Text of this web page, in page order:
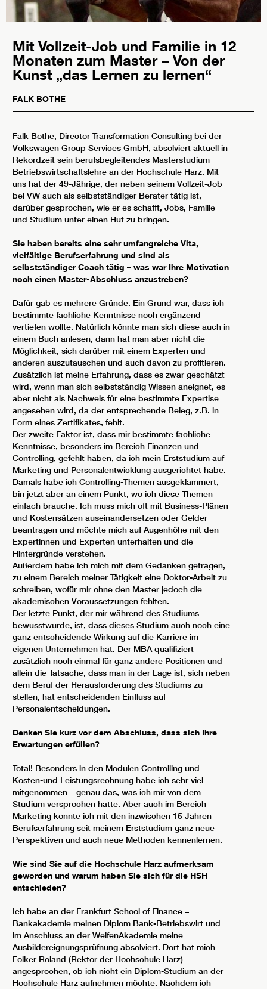
Mit Vollzeit-Job und Familie in 12
Monaten zum Master – Von der
Kunst „das Lernen zu lernen“
FALK BOTHE
Falk Bothe, Director Transformation Consulting bei der
Volkswagen Group Services GmbH, absolviert aktuell in
Rekordzeit sein berufsbegleitendes Masterstudium
Betriebswirtschaftslehre an der Hochschule Harz. Mit
uns hat der 49-Jährige, der neben seinem Vollzeit-Job
bei VW auch als selbstständiger Berater tätig ist,
darüber gesprochen, wie er es schafft, Jobs, Familie
und Studium unter einen Hut zu bringen.
Sie haben bereits eine sehr umfangreiche Vita,
vielfältige Berufserfahrung und sind als
selbstständiger Coach tätig – was war Ihre Motivation
noch einen Master-Abschluss anzustreben?
Dafür gab es mehrere Gründe. Ein Grund war, dass ich
bestimmte fachliche Kenntnisse noch ergänzend
vertiefen wollte. Natürlich könnte man sich diese auch in
einem Buch anlesen, dann hat man aber nicht die
Möglichkeit, sich darüber mit einem Experten und
anderen auszutauschen und auch davon zu profitieren.
Zusätzlich ist meine Erfahrung, dass es zwar geschätzt
wird, wenn man sich selbstständig Wissen aneignet, es
aber nicht als Nachweis für eine bestimmte Expertise
angesehen wird, da der entsprechende Beleg, z.B. in
Form eines Zertifikates, fehlt.
Der zweite Faktor ist, dass mir bestimmte fachliche
Kenntnisse, besonders im Bereich Finanzen und
Controlling, gefehlt haben, da ich mein Erststudium auf
Marketing und Personalentwicklung ausgerichtet habe.
Damals habe ich Controlling-Themen ausgeklammert,
bin jetzt aber an einem Punkt, wo ich diese Themen
einfach brauche. Ich muss mich oft mit Business-Plänen
und Kostensätzen auseinandersetzen oder Gelder
beantragen und möchte mich auf Augenhöhe mit den
Expertinnen und Experten unterhalten und die
Hintergründe verstehen.
Außerdem habe ich mich mit dem Gedanken getragen,
zu einem Bereich meiner Tätigkeit eine Doktor-Arbeit zu
schreiben, wofür mir ohne den Master jedoch die
akademischen Voraussetzungen fehlten.
Der letzte Punkt, der mir während des Studiums
bewusstwurde, ist, dass dieses Studium auch noch eine
ganz entscheidende Wirkung auf die Karriere im
eigenen Unternehmen hat. Der MBA qualifiziert
zusätzlich noch einmal für ganz andere Positionen und
allein die Tatsache, dass man in der Lage ist, sich neben
dem Beruf der Herausforderung des Studiums zu
stellen, hat entscheidenden Einfluss auf
Personalentscheidungen.
Denken Sie kurz vor dem Abschluss, dass sich Ihre
Erwartungen erfüllen?
Total! Besonders in den Modulen Controlling und
Kosten-und Leistungsrechnung habe ich sehr viel
mitgenommen – genau das, was ich mir von dem
Studium versprochen hatte. Aber auch im Bereich
Marketing konnte ich mit den inzwischen 15 Jahren
Berufserfahrung seit meinem Erststudium ganz neue
Perspektiven und auch neue Methoden kennenlernen.
Wie sind Sie auf die Hochschule Harz aufmerksam
geworden und warum haben Sie sich für die HSH
entschieden?
Ich habe an der Frankfurt School of Finance –
Bankakademie meinen Diplom Bank-Betriebswirt und
im Anschluss an der WelfenAkademie meine
Ausbildereignungsprüfnung absolviert. Dort hat mich
Folker Roland (Rektor der Hochschule Harz)
angesprochen, ob ich nicht ein Diplom-Studium an der
Hochschule Harz aufnehmen möchte. Nachdem ich